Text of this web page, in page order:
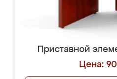
Приставной
Цена: